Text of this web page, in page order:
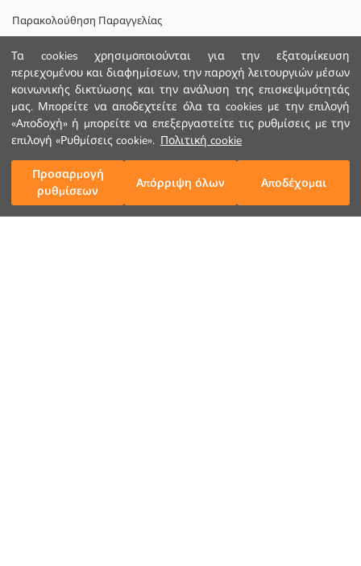
Τα cookies χρησιμοποιούνται για την εξατομίκευση
περιεχομένου και διαφημίσεων, την παροχή λειτουργιών μέσων
κοινωνικής δικτύωσης και την ανάλυση της επισκεψιμότητάς
μας. Μπορείτε να αποδεχτείτε όλα τα cookies με την επιλογή
«Αποδοχή» ή μπορείτε να επεξεργαστείτε τις ρυθμίσεις με την
επιλογή «Ρυθμίσεις cookie». Πολιτική cookie
Προσαρμογή
ρυθμίσεων
Απόρριψη όλων Αποδέχομαι
Προσθήκη στο καλάθι
Κυριο Υφασμα:
Φοδρα:
Χώρα προέλευσης:
Πωλητής:
Υπο-μάρκα:
Φύλο:
Ύφασμα:
Μοτίβο:
Με Αδεια:
Προϊόν Διάστασης:
Παρακολούθηση Παραγγελίας
Φόρμα Επικοινωνίας
+30 2102201080
ΒΟΗΘΕΙΑ
Συχνές Ερωτήσεις (FAQ)
Επιστροφή
Ακολουθήστε μας